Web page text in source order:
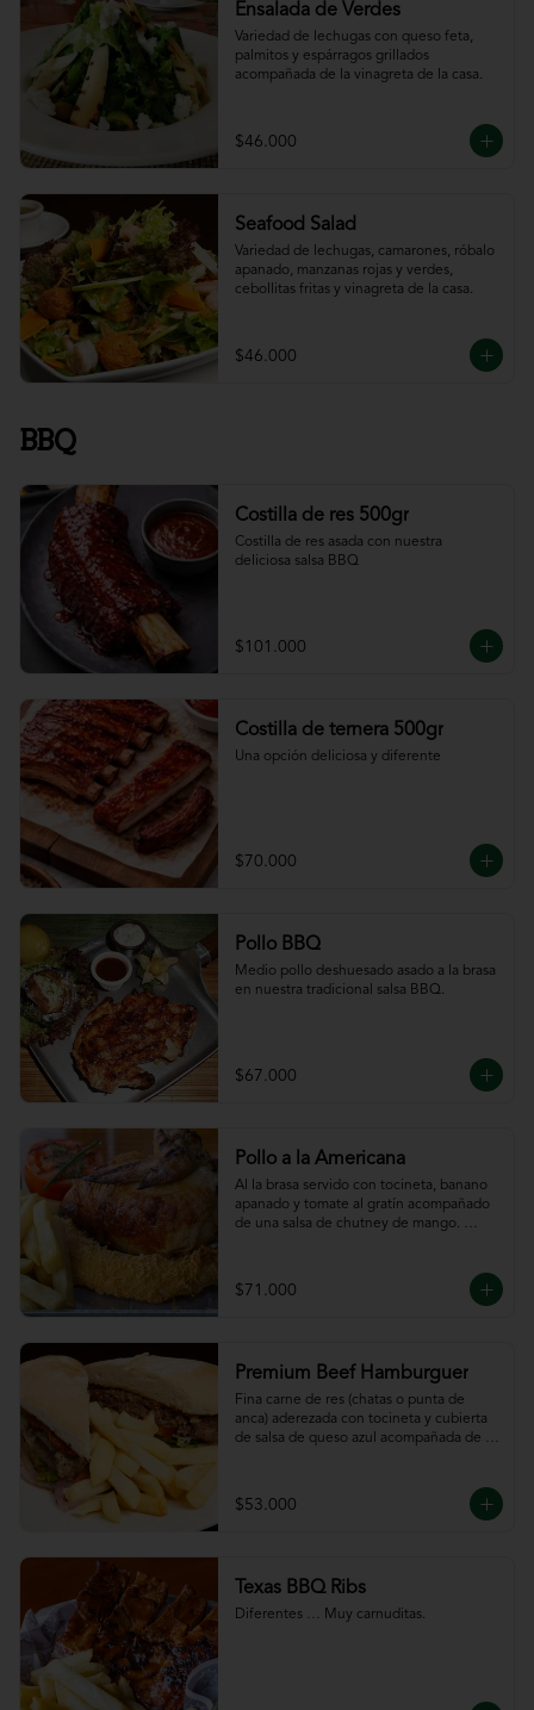
Ensalada de Verdes
Variedad de lechugas con queso feta,
palmitos y espárragos grillados
acompañada de la vinagreta de la casa.
$46.000
Seafood Salad
Variedad de lechugas, camarones, róbalo
apanado, manzanas rojas y verdes,
cebollitas fritas y vinagreta de la casa.
$46.000
BBQ
Costilla de res 500gr
Costilla de res asada con nuestra
deliciosa salsa BBQ
$101.000
Costilla de ternera 500gr
Una opción deliciosa y diferente
$70.000
Pollo BBQ
Medio pollo deshuesado asado a la brasa
en nuestra tradicional salsa BBQ.
$67.000
Pollo a la Americana
Al la brasa servido con tocineta, banano
apanado y tomate al gratín acompañado
de una salsa de chutney de mango.
$71.000
Premium Beef Hamburguer
Fina carne de res (chatas o punta de
anca) aderezada con tocineta y cubierta
de salsa de queso azul acompañada de
$53.000
Texas BBQ Ribs
Diferentes … Muy carnuditas.